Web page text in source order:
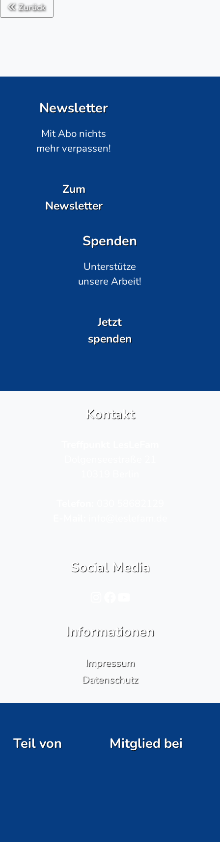
Zurück
Newsletter
Mit Abo nichts
mehr verpassen!
Zum
Newsletter
Spenden
Unterstütze
unsere Arbeit!
Jetzt
spenden
Kontakt
Social Media
Informationen
Impressum
Datenschutz
Teil von Mitglied bei